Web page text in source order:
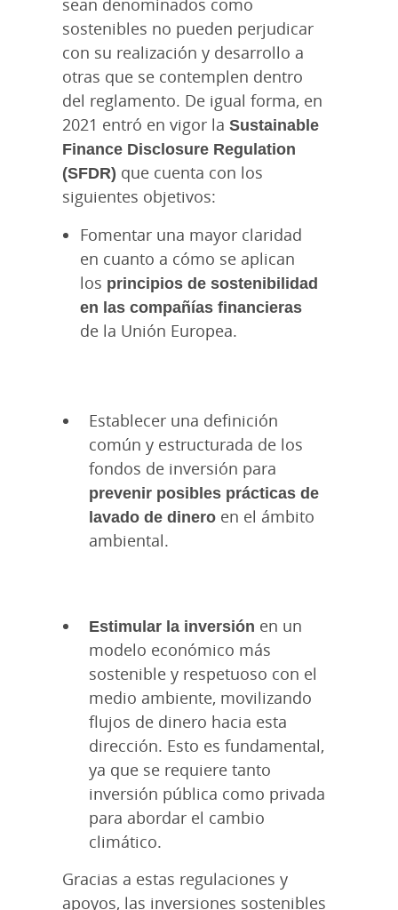
sean denominados como
sostenibles no pueden perjudicar
con su realización y desarrollo a
otras que se contemplen dentro
del reglamento. De igual forma, en
2021 entró en vigor la Sustainable
Finance Disclosure Regulation
(SFDR) que cuenta con los
siguientes objetivos:
Fomentar una mayor claridad
en cuanto a cómo se aplican
los principios de sostenibilidad
en las compañías financieras
de la Unión Europea.
Establecer una definición
común y estructurada de los
fondos de inversión para
prevenir posibles prácticas de
lavado de dinero en el ámbito
ambiental.
Estimular la inversión en un
modelo económico más
sostenible y respetuoso con el
medio ambiente, movilizando
flujos de dinero hacia esta
dirección. Esto es fundamental,
ya que se requiere tanto
inversión pública como privada
para abordar el cambio
climático.
Gracias a estas regulaciones y
apoyos, las inversiones sostenibles